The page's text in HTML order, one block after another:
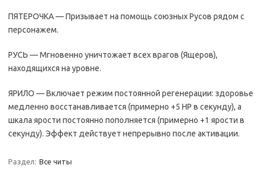
ПЯТЕРОЧКА — Призывает на помощь союзных Русов рядом с
персонажем.
РУСЬ — Мгновенно уничтожает всех врагов (Ящеров),
находящихся на уровне.
ЯРИЛО — Включает режим постоянной регенерации: здоровье
медленно восстанавливается (примерно +5 HP в секунду), а
шкала ярости постоянно пополняется (примерно +1 ярости в
секунду). Эффект действует непрерывно после активации.
Раздел: Все читы